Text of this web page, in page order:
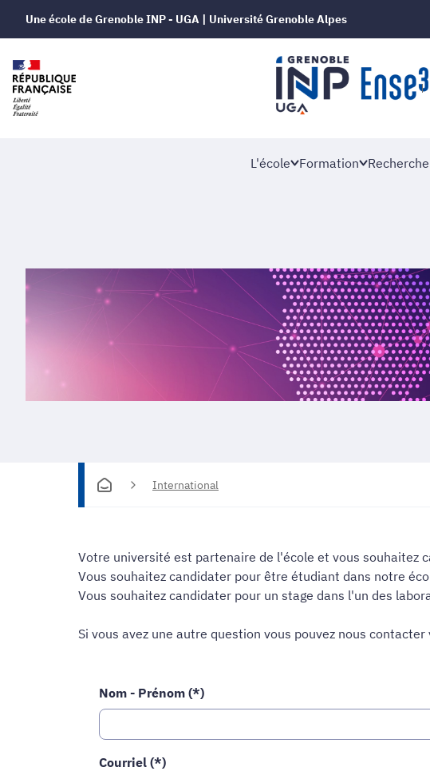
Une école de Grenoble INP - UGA | Université Grenoble Alpes
L'école Formation
International
Votre université est partenaire de l'école et vous souhaitez
Vous souhaitez candidater pour être étudiant dans notre
Vous souhaitez candidater pour un stage dans l'un des
Si vous avez une autre question vous pouvez nous
Nom - Prénom (*)
Courriel (*)